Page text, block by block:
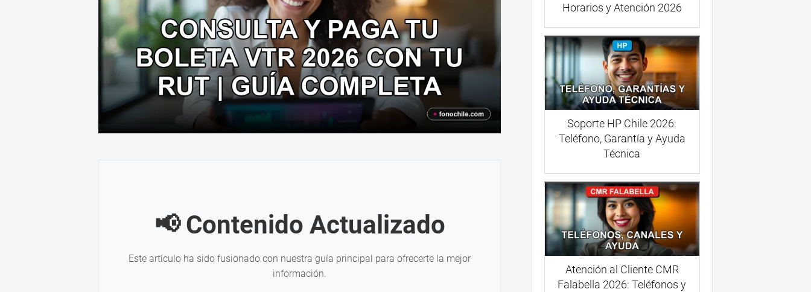
📢 Contenido Actualizado
Este artículo ha sido fusionado con nuestra guía principal para ofrecerte la mejor
información.
Horarios y Atención 2026
Soporte HP Chile 2026:
Teléfono, Garantía y Ayuda
Técnica
Atención al Cliente CMR
Falabella 2026: Teléfonos y